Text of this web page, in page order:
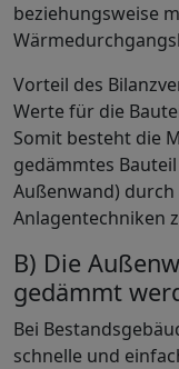
beziehungsweise
Vorteil des
Werte für die
Somit besteht die
gedämmtes
Außenwand)
Anlagentechniken
B) Die
gedämmt
Bei
schnelle und